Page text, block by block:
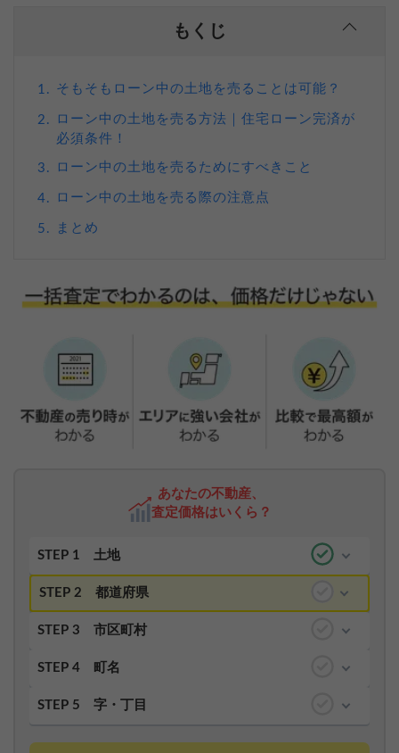
もくじ
1. そもそもローン中の土地を売ることは可能？
2.
ローン中の土地を売る方法｜住宅ローン完済が
必須条件！
3. ローン中の土地を売るためにすべきこと
4. ローン中の土地を売る際の注意点
5. まとめ
あなたの不動産、
査定価格はいくら？
STEP 1 土地
STEP 2 都道府県
STEP 3 市区町村
STEP 4 町名
STEP 5 字・丁目